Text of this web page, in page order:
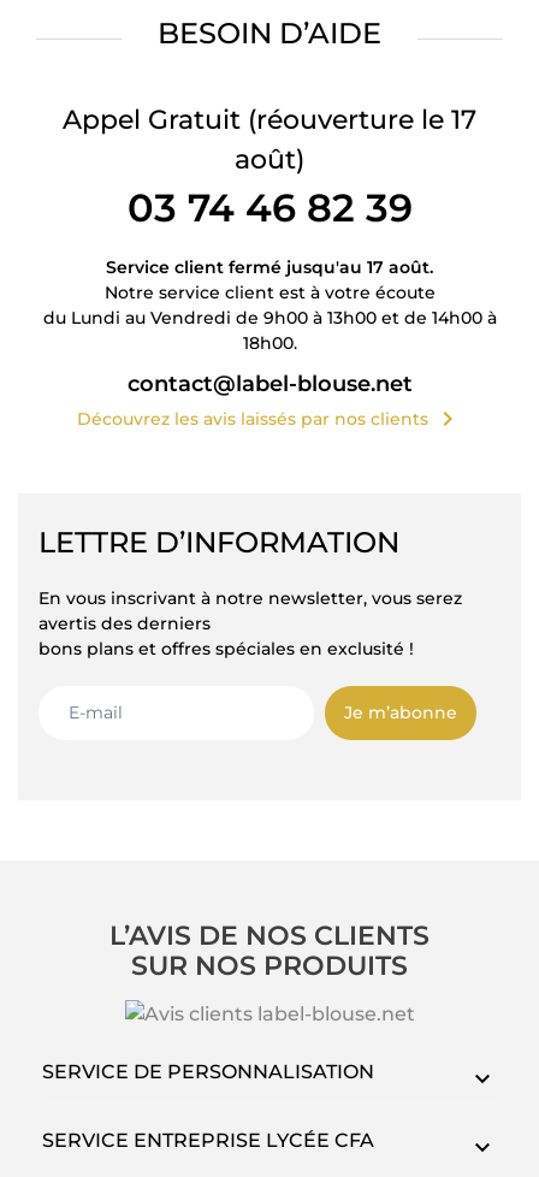
BESOIN D’AIDE
Appel Gratuit (réouverture le 17
août)
03 74 46 82 39
Service client fermé jusqu'au 17 août.
Notre service client est à votre écoute
du Lundi au Vendredi de 9h00 à 13h00 et de 14h00 à
18h00.
contact@label-blouse.net
Découvrez les avis laissés par nos clients chevron_right
LETTRE D’INFORMATION
En vous inscrivant à notre newsletter, vous serez
avertis des derniers
bons plans et offres spéciales en exclusité !
Je m’abonne
L’AVIS DE NOS CLIENTS
SUR NOS PRODUITS
SERVICE DE PERSONNALISATION
SERVICE ENTREPRISE LYCÉE CFA